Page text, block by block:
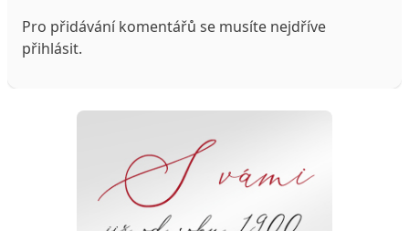
Pro přidávání komentářů se musíte nejdříve
přihlásit.